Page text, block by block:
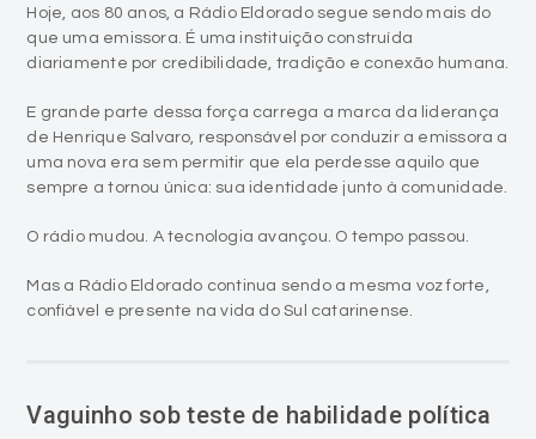
Hoje, aos 80 anos, a Rádio Eldorado segue sendo mais do
que uma emissora. É uma instituição construída
diariamente por credibilidade, tradição e conexão humana.
E grande parte dessa força carrega a marca da liderança
de Henrique Salvaro, responsável por conduzir a emissora a
uma nova era sem permitir que ela perdesse aquilo que
sempre a tornou única: sua identidade junto à comunidade.
O rádio mudou. A tecnologia avançou. O tempo passou.
Mas a Rádio Eldorado continua sendo a mesma voz forte,
confiável e presente na vida do Sul catarinense.
Vaguinho sob teste de habilidade política